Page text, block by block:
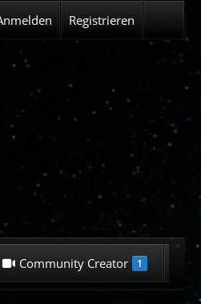
Community Creator 1
Registrieren